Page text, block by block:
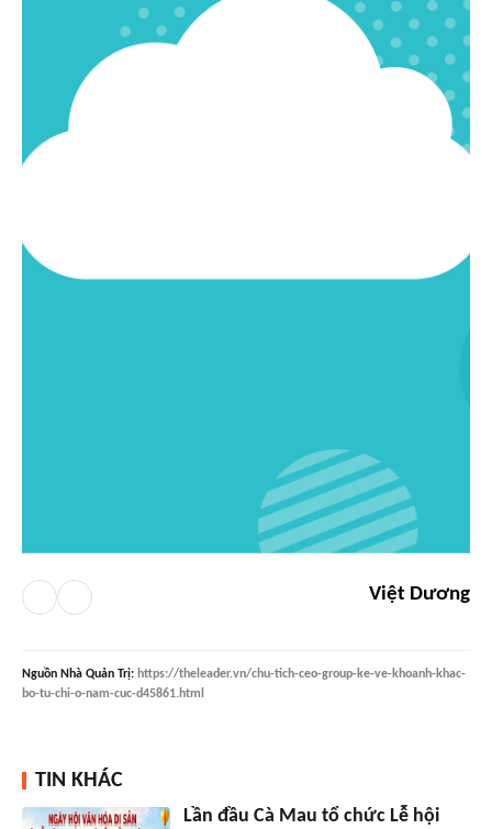
Việt Dương
Nguồn Nhà Quản Trị: https://theleader.vn/chu-tich-ceo-group-ke-ve-khoanh-khac-
bo-tu-chi-o-nam-cuc-d45861.html
TIN KHÁC
Lần đầu Cà Mau tổ chức Lễ hội